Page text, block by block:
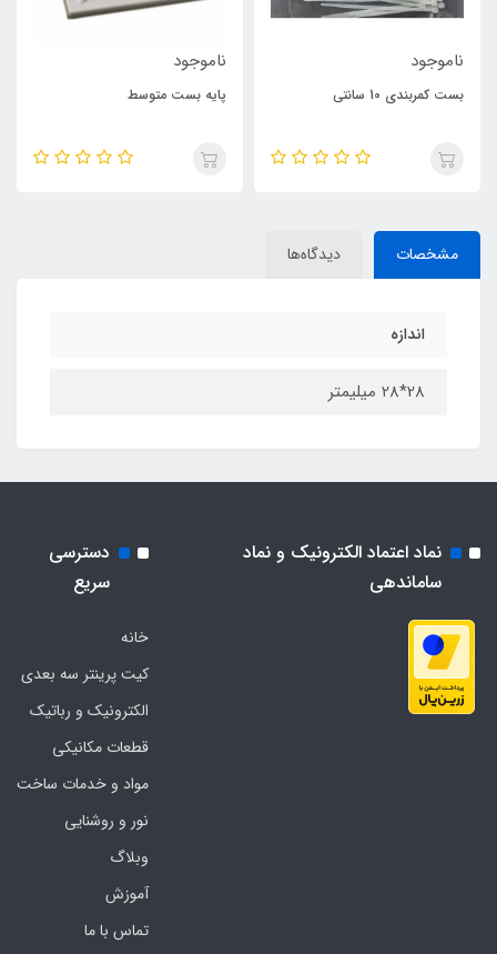
ناموجود
بست کمربندی 10 سانتی
ناموجود
پایه بست متوسط
مشخصات دیدگاه‌ها
اندازه
28*28 میلیمتر
نماد اعتماد الکترونیک و نماد
ساماندهی
دسترسی
سریع
خانه
کیت پرینتر سه بعدی
الکترونیک و رباتیک
قطعات مکانیکی
مواد و خدمات ساخت
نور و روشنایی
وبلاگ
آموزش
تماس با ما